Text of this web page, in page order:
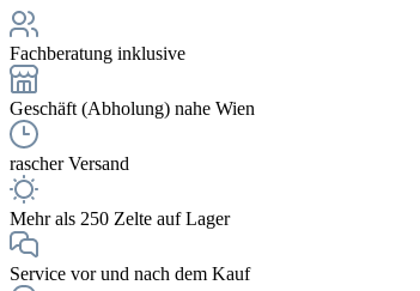
Fachberatung inklusive
Geschäft (Abholung) nahe Wien
rascher Versand
Mehr als 250 Zelte auf Lager
Service vor und nach dem Kauf